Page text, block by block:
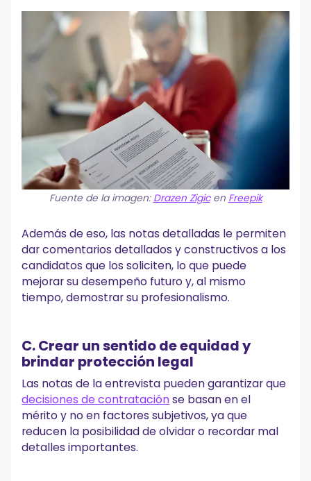
Fuente de la imagen: Drazen Zigicen Freepik
Además de eso, las notas detalladas le permiten
dar comentarios detallados y constructivos a los
candidatos que los soliciten, lo que puede
mejorar su desempeño futuro y, al mismo
tiempo, demostrar su profesionalismo.
C. Crear un sentido de equidad y
brindar protección legal
Las notas de la entrevista pueden garantizar que
decisiones de contrataciónse basan en el
mérito y no en factores subjetivos, ya que
reducen la posibilidad de olvidar o recordar mal
detalles importantes.